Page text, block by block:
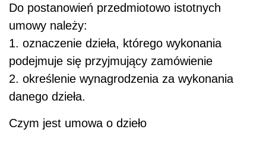
Do postanowień przedmiotowo istotnych
umowy należy:
1. oznaczenie dzieła, którego wykonania
podejmuje się przyjmujący zamówienie
2. określenie wynagrodzenia za wykonania
danego dzieła.
Czym jest umowa o dzieło